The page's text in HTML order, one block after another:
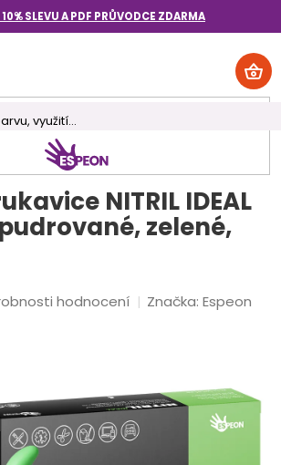
SLEVU A PDF PRŮVODCE ZDARMA
NITRIL IDEAL
zelené,
hodnocení Značka:Espeon